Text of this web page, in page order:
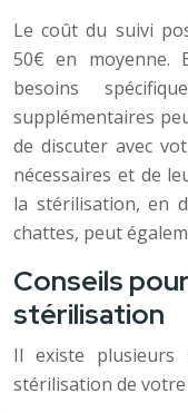
Le coût du suivi
50€ en moyenne.
besoins
supplémentaires
de discuter avec
nécessaires et de
la stérilisation, en
chattes, peut
Conseils
stérilisation
Il existe
stérilisation de votre